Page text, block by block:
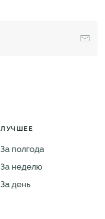
ЛУЧШЕЕ
За полгода
За неделю
За день